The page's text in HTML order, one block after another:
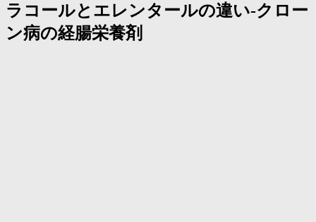
開
く
ラコールとエレンタールの違い-クロー
ン病の経腸栄養剤